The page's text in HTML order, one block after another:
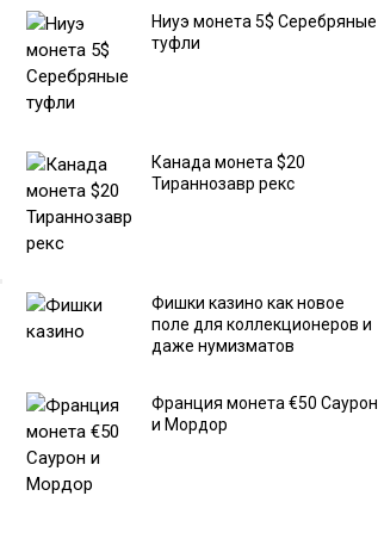
Ниуэ монета 5$ Серебряные
туфли
Канада монета $20
Тираннозавр рекс
Фишки казино как новое
поле для коллекционеров и
даже нумизматов
Франция монета €50 Саурон
и Мордор